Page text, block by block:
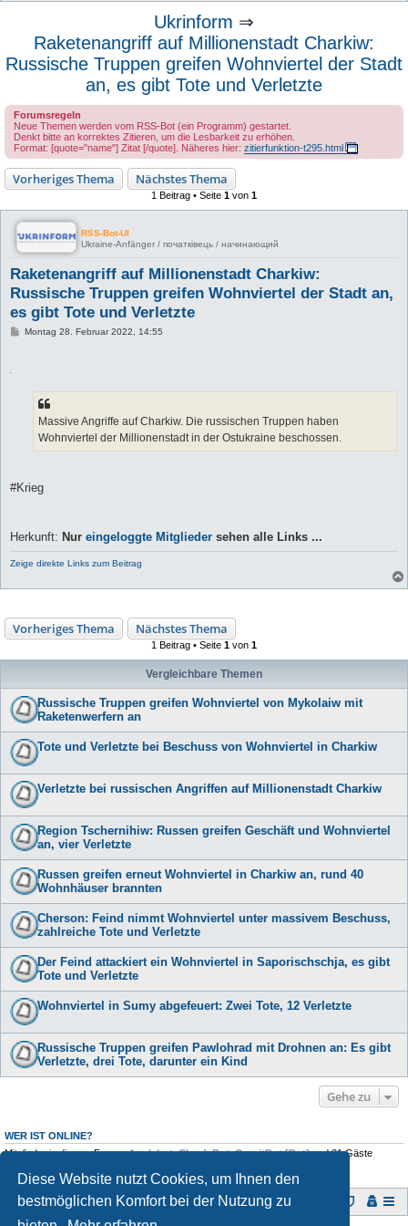
Diese Website nutzt Cookies, um Ihnen den
bestmöglichen Komfort bei der Nutzung zu
Ukrinform ⇒
Raketenangriff auf Millionenstadt Charkiw:
Russische Truppen greifen Wohnviertel der Stadt
an, es gibt Tote und Verletzte
Forumsregeln
Neue Themen werden vom RSS-Bot (ein Programm) gestartet.
Denkt bitte an korrektes Zitieren, um die Lesbarkeit zu erhöhen.
Format: [quote="name"] Zitat [/quote]. Näheres hier: zitierfunktion-t295.html
Vorheriges Thema Nächstes Thema
1 Beitrag • Seite 1 von 1
RSS-Bot-UI
Ukraine-Anfänger / початківець / начинающий
Raketenangriff auf Millionenstadt Charkiw:
Russische Truppen greifen Wohnviertel der Stadt an,
es gibt Tote und Verletzte
BMontag 28. Februar 2022, 14:55
Massive Angriffe auf Charkiw. Die russischen Truppen haben
Wohnviertel der Millionenstadt in der Ostukraine beschossen.
#Krieg
Herkunft: Nur eingeloggte Mitglieder sehen alle Links ...
Zeige direkte Links zum Beitrag
Vorheriges Thema Nächstes Thema
1 Beitrag • Seite 1 von 1
Vergleichbare Themen
Russische Truppen greifen Wohnviertel von Mykolaiw mit
Raketenwerfern an
Tote und Verletzte bei Beschuss von Wohnviertel in Charkiw
Verletzte bei russischen Angriffen auf Millionenstadt Charkiw
Region Tschernihiw: Russen greifen Geschäft und Wohnviertel
an, vier Verletzte
Russen greifen erneut Wohnviertel in Charkiw an, rund 40
Wohnhäuser brannten
Cherson: Feind nimmt Wohnviertel unter massivem Beschuss,
zahlreiche Tote und Verletzte
Der Feind attackiert ein Wohnviertel in Saporischschja, es gibt
Tote und Verletzte
Wohnviertel in Sumy abgefeuert: Zwei Tote, 12 Verletzte
Russische Truppen greifen Pawlohrad mit Drohnen an: Es gibt
Verletzte, drei Tote, darunter ein Kind
Gehe zu
WER IST ONLINE?
Mitglieder in diesem Forum:Applebot,ClaudeBot,QueritBot [Bot]und 31 Gäste
Foren-Übersicht